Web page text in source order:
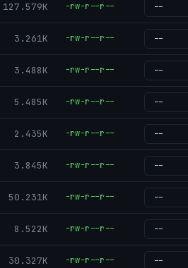
127.579K -rw-r--r--
3.261K -rw-r--r--
3.488K -rw-r--r--
5.485K -rw-r--r--
2.435K -rw-r--r--
3.845K -rw-r--r--
50.231K -rw-r--r--
8.522K -rw-r--r--
30.327K -rw-r--r--